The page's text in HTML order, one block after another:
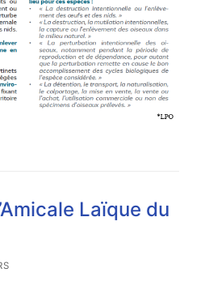
Laïque du